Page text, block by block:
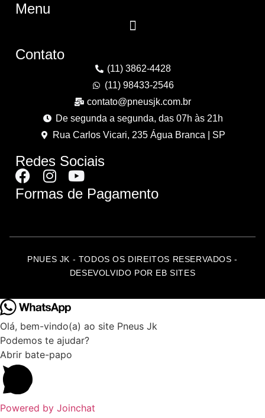
Menu
Contato
(11) 3862-4428
(11) 98433-2546
contato@pneusjk.com.br
De segunda a segunda, das 07h às 21h
Rua Carlos Vicari, 235 Água Branca | SP
Redes Sociais
Formas de Pagamento
PNUES JK - TODOS OS DIREITOS RESERVADOS -
DESEVOLVIDO POR EB SITES
Olá, bem-vindo(a) ao site Pneus Jk
Podemos te ajudar?
Abrir bate-papo
Powered by Joinchat